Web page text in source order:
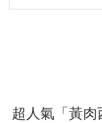
超人氣「黃肉